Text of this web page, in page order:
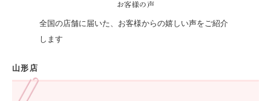
お客様の声
全国の店舗に届いた、お客様からの嬉しい声をご紹介
します
山形店